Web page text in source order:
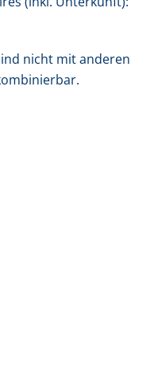
nicht mit anderen